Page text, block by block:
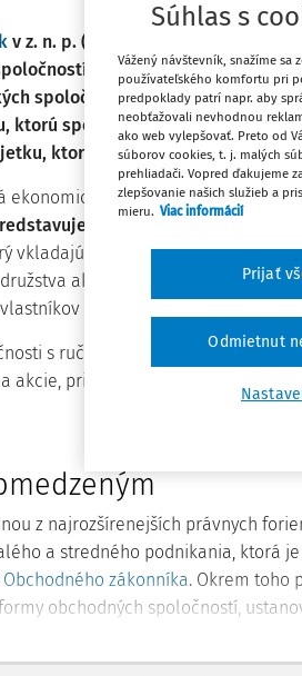
v z. n. p. (ďalej iba „
ako peňažné vyjadrenie
spoločníkov do spoločnosti.
ktorú spoločník prevádza na
ktorý prechádza do majetku
ekonomické poňatie ako položky na
základnú časť vlastného
vkladajú zakladatelia, spoločníci,
ako vstupný vlastný zdroj
alebo zo zisku.
s ručením obmedzeným, v
pričom jeho výška sa zapisuje
z najrozšírenejších právnych
a stredného podnikania, ktorá
Obchodného zákonníka. Okrem toho
obchodných spoločností,
Súhlas s
Vážený návštevník, snažíme sa
používateľského komfortu pri
predpoklady patrí napr. aby
neobťažovali nevhodnou
ako web vylepšovať. Preto od
súborov cookies, t. j. malých
prehliadači. Vopred ďakujeme
zlepšovanie našich služieb a
mieru. Viac informácií
Odmietnut
Prijať